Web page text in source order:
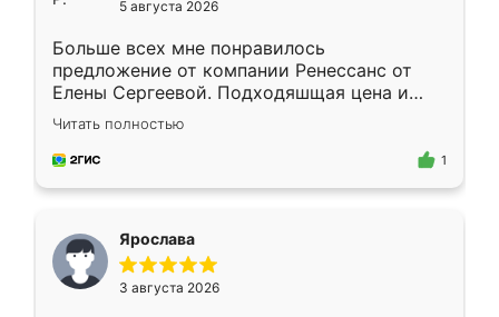
5 августа 2026
Больше всех мне понравилось
предложение от компании Ренессанс от
Елены Сергеевой. Подходяшщая цена и
короткие сроки изготовления. Приехавший
для замера сотрудник Владислав
предложил по моему эскизу самый
Читать полностью
1
Ярослава
3 августа 2026